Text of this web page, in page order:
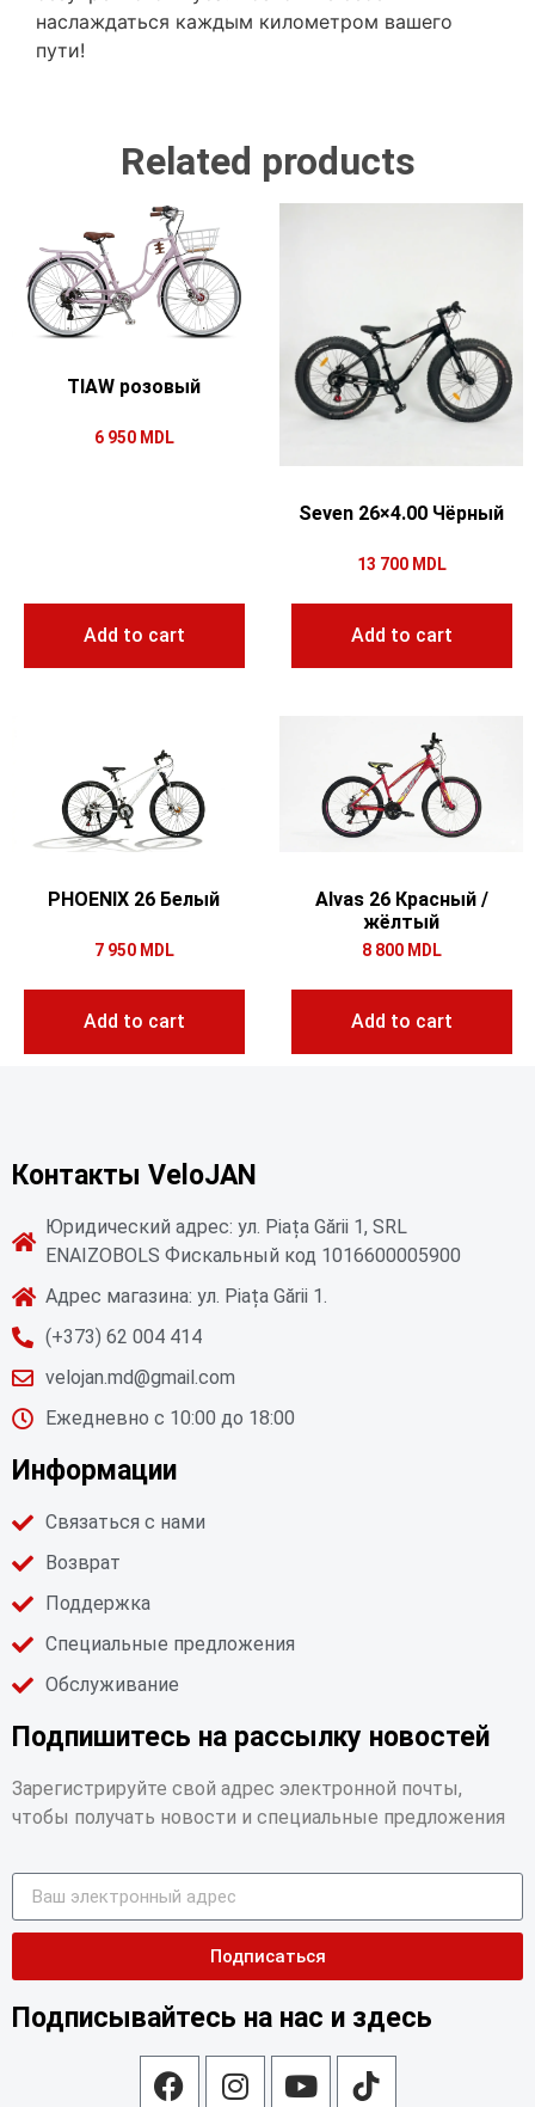
наслаждаться каждым километром вашего
пути!
Related products
TIAW розовый
6 950 MDL
Add to cart
Seven 26×4.00 Чёрный
13 700 MDL
Add to cart
PHOENIX 26 Белый
7 950 MDL
Add to cart
Alvas 26 Красный /
жёлтый
8 800 MDL
Add to cart
Контакты VeloJAN
Юридический адрес: ул. Piața Gării 1, SRL
ENAIZOBOLS Фискальный код 1016600005900
Адрес магазина: ул. Piața Gării 1.
(+373) 62 004 414
velojan.md@gmail.com
Ежедневно с 10:00 до 18:00
Информации
Связаться с нами
Возврат
Поддержка
Специальные предложения
Обслуживание
Подпишитесь на рассылку новостей
Зарегистрируйте свой адрес электронной почты,
чтобы получать новости и специальные предложения
Подписаться
Подписывайтесь на нас и здесь